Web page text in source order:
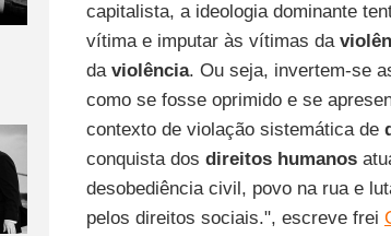
capitalista, a ideologia dominante
vítima e imputar às vítimas da
da violência. Ou seja, invertem-se
como se fosse oprimido e se
contexto de violação sistemática de
conquista dos direitos humanos
desobediência civil, povo na rua e
pelos direitos sociais.", escreve frei